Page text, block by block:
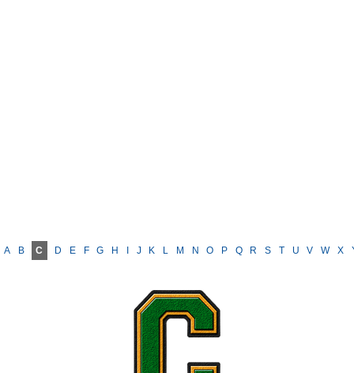
A B C D E F G H J K L M N O P Q R S T U V W X